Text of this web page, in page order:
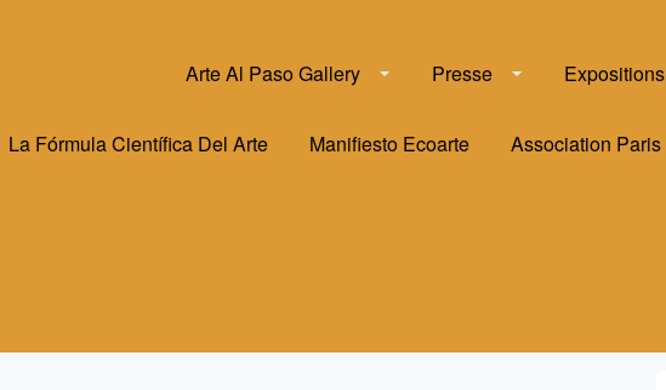
Arte Al Paso Gallery Presse Expositions
La Fórmula Científica Del Arte Manifiesto Ecoarte Association Paris